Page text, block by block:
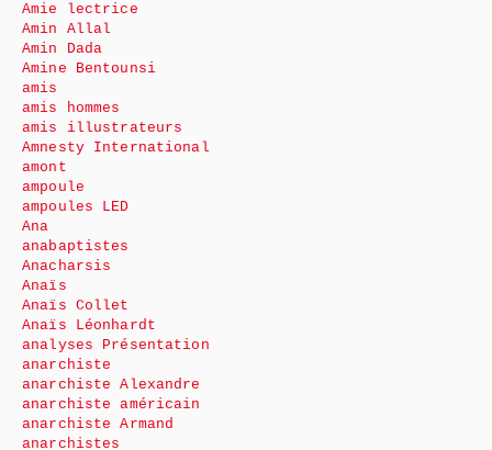
Amie lectrice
Amin Allal
Amin Dada
Amine Bentounsi
amis
amis hommes
amis illustrateurs
Amnesty International
amont
ampoule
ampoules LED
Ana
anabaptistes
Anacharsis
Anaïs
Anaïs Collet
Anaïs Léonhardt
analyses Présentation
anarchiste
anarchiste Alexandre
anarchiste américain
anarchiste Armand
anarchistes